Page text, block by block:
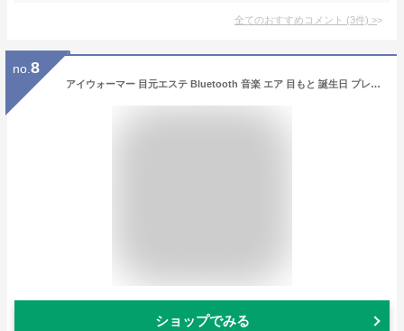
全てのおすすめコメント (3件) >
no. 8
アイウォーマー 目元エステ Bluetooth 音楽 エア 目もと 誕生日 プレゼント ギフト 男女兼用 目元ケア USB充電
ショップでみる